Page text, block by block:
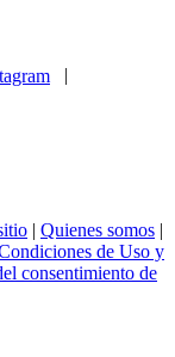
|
| Quienes somos |
de Uso y
consentimiento de